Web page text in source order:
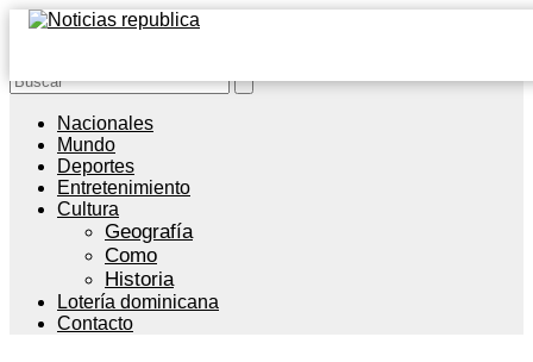
Nacionales
Mundo
Deportes
Entretenimiento
Cultura
Geografía
Como
Historia
Lotería dominicana
Contacto